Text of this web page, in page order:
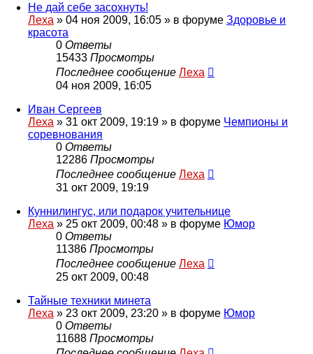
Не дай себе засохнуть!
Леха » 04 ноя 2009, 16:05 » в форуме Здоровье и
красота
0 Ответы
15433 Просмотры
Последнее сообщение Леха
04 ноя 2009, 16:05
Иван Сергеев
Леха » 31 окт 2009, 19:19 » в форуме Чемпионы и
соревнования
0 Ответы
12286 Просмотры
Последнее сообщение Леха
31 окт 2009, 19:19
Куннилингус, или подарок учительнице
Леха » 25 окт 2009, 00:48 » в форуме Юмор
0 Ответы
11386 Просмотры
Последнее сообщение Леха
25 окт 2009, 00:48
Тайные техники минета
Леха » 23 окт 2009, 23:20 » в форуме Юмор
0 Ответы
11688 Просмотры